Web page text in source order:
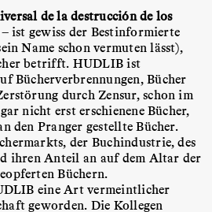
de la destrucción de los
ist gewiss der Bestinformierte
Name schon vermuten lässt),
betrifft. HUDLIB ist
Bücherverbrennungen, Bücher
durch Zensur, schon im
nicht erst erschienene Bücher,
den Pranger gestellte Bücher.
der Buchindustrie, des
ihren Anteil an auf dem Altar der
Büchern.
eine Art vermeintlicher
geworden. Die Kollegen